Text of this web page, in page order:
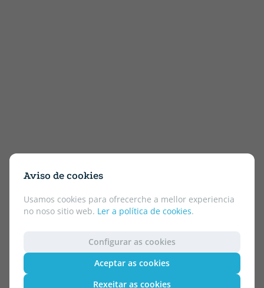
Aviso de cookies
Usamos cookies para ofrecerche a mellor experiencia
no noso sitio web. Ler a política de cookies.
Configurar as cookies
Aceptar as cookies
Rexeitar as cookies